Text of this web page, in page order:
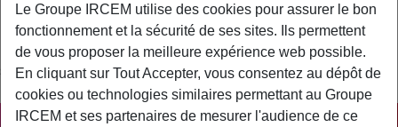
Byircem
Examen d’un patient par un médecin généraliste ou
spécialiste, généralement effectué dans un cabinet médical.
Le Groupe IRCEM utilise des cookies pour assurer le bon
fonctionnement et la sécurité de ses sites. Ils permettent
de vous proposer la meilleure expérience web possible.
En cliquant sur Tout Accepter, vous consentez au dépôt de
cookies ou technologies similaires permettant au Groupe
IRCEM et ses partenaires de mesurer l'audience de ce